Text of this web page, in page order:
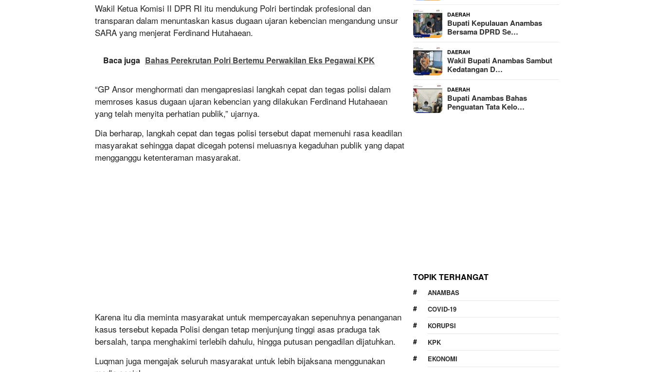
Wakil Ketua Komisi II DPR RI itu mendukung Polri bertindak profesional dan
transparan dalam menuntaskan kasus dugaan ujaran kebencian mengandung unsur
SARA yang menjerat Ferdinand Hutahaean.
Baca juga Bahas Perekrutan Polri Bertemu Perwakilan Eks Pegawai KPK
“GP Ansor menghormati dan mengapresiasi langkah cepat dan tegas polisi dalam
memroses kasus dugaan ujaran kebencian yang dilakukan Ferdinand Hutahaean
yang telah menyita perhatian publik,” ujarnya.
Dia berharap, langkah cepat dan tegas polisi tersebut dapat memenuhi rasa keadilan
masyarakat sehingga dapat dicegah potensi meluasnya kegaduhan publik yang dapat
mengganggu ketenteraman masyarakat.
Karena itu dia meminta masyarakat untuk mempercayakan sepenuhnya penanganan
kasus tersebut kepada Polisi dengan tetap menjunjung tinggi asas praduga tak
bersalah, tanpa menghakimi terlebih dahulu, hingga putusan pengadilan dijatuhkan.
Luqman juga mengajak seluruh masyarakat untuk lebih bijaksana menggunakan
DAERAH
Bupati Kepulauan Anambas
Bersama DPRD Se…
DAERAH
Wakil Bupati Anambas Sambut
Kedatangan D…
DAERAH
Bupati Anambas Bahas
Penguatan Tata Kelo…
TOPIK TERHANGAT
ANAMBAS
COVID-19
KORUPSI
KPK
EKONOMI